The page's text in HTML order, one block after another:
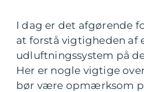
I dag er det afgørende
at forstå vigtigheden af
udluftningssystem på
Her er nogle vigtige
bør være opmærksom